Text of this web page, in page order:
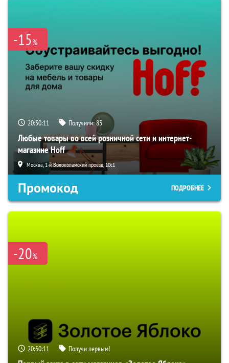
-15%
20:50:11 Получили:83
Любые товары во всей розничной сети и интернет-
магазине Hoff
Москва, 1-й Волоколамский проезд, 10с1
Промокод ПОДРОБНЕЕ
-20%
20:50:11 Получи первым!